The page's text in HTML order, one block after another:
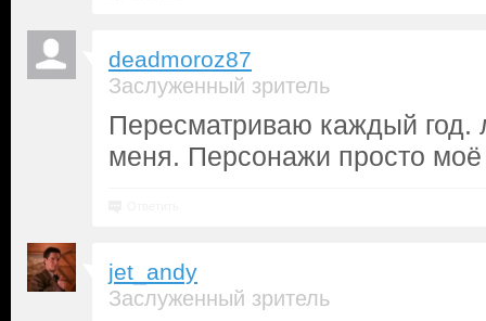
deadmoroz87
Заслуженный зритель
Пересматриваю каждый год.
меня. Персонажи просто моё
jet_andy
Заслуженный зритель